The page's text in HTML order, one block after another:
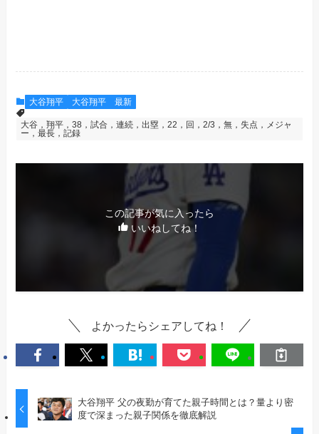
大谷翔平 大谷翔平 最新
大谷，翔平，38，試合，連続，出塁，22，回，2/3，無，失点，メジャ
ー，最長，記録
この記事が気に入ったら
いいねしてね！
よかったらシェアしてね！
大谷翔平 父の夜勤が育てた親子時間とは？量より密
度で深まった親子関係を徹底解説